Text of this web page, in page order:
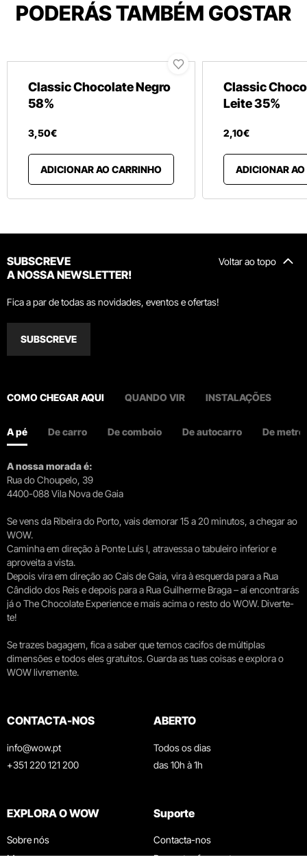
PODERÁS TAMBÉM GOSTAR
Classic Chocolate Negro
58%
3,50€
ADICIONAR AO CARRINHO
Classic
Leite 35%
2,10€
ADICIONAR
Voltar ao topo
SUBSCREVE
A NOSSA NEWSLETTER!
Fica a par de todas as novidades, eventos e ofertas!
SUBSCREVE
COMO CHEGAR AQUI QUANDO VIR INSTALAÇÕES
A pé De carro De comboio De autocarro De metro
A nossa morada é:
Rua do Choupelo, 39
4400-088 Vila Nova de Gaia
Se vens da Ribeira do Porto, vais demorar 15 a 20 minutos, a chegar ao
WOW.
Caminha em direção à Ponte Luís I, atravessa o tabuleiro inferior e
aproveita a vista.
Depois vira em direção ao Cais de Gaia, vira à esquerda para a Rua
Cândido dos Reis e depois para a Rua Guilherme Braga – aí encontrarás
já o The Chocolate Experience e mais acima o resto do WOW. Diverte-
te!
Se trazes bagagem, fica a saber que temos cacifos de múltiplas
dimensões e todos eles gratuitos. Guarda as tuas coisas e explora o
WOW livremente.
CONTACTA-NOS
info@wow.pt
+351 220 121 200
ABERTO
Todos os dias
das 10h à 1h
EXPLORA O WOW
Sobre nós
Museus
Suporte
Contacta-nos
Perguntas frequentes